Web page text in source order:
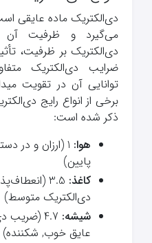
دی‌الکتریک ماده عایقی
می‌گیرد و ظرفیت آن
دی‌الکتریک بر ظرفیت،
ضرایب دی‌الکتریک
توانایی آن در تقویت
برخی از انواع رایج
ذکر شده است:
هوا: 1 (ارزان و در
پایین)
کاغذ:
3.5
دی‌الکتریک متوسط)
شیشه:
4.7
عایق خوب, شکننده)